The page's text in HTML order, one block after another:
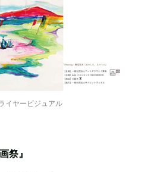
イヤービジュアル
祭』